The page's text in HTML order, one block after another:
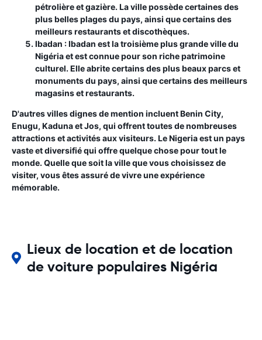
pétrolière et gazière. La ville possède certaines des
plus belles plages du pays, ainsi que certains des
meilleurs restaurants et discothèques.
Ibadan :Ibadan est la troisième plus grande ville du
Nigéria et est connue pour son riche patrimoine
culturel. Elle abrite certains des plus beaux parcs et
monuments du pays, ainsi que certains des meilleurs
magasins et restaurants.
D'autres villes dignes de mention incluent Benin City,
Enugu, Kaduna et Jos, qui offrent toutes de nombreuses
attractions et activités aux visiteurs. Le Nigeria est un pays
vaste et diversifié qui offre quelque chose pour tout le
monde. Quelle que soit la ville que vous choisissez de
visiter, vous êtes assuré de vivre une expérience
mémorable.
Lieux de location et de location
de voiture populaires Nigéria